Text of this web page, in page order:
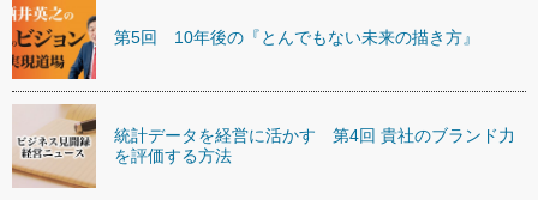
第5回 10年後の『とんでもない未来の描き方』
統計データを経営に活かす 第4回 貴社のブランド力
を評価する方法